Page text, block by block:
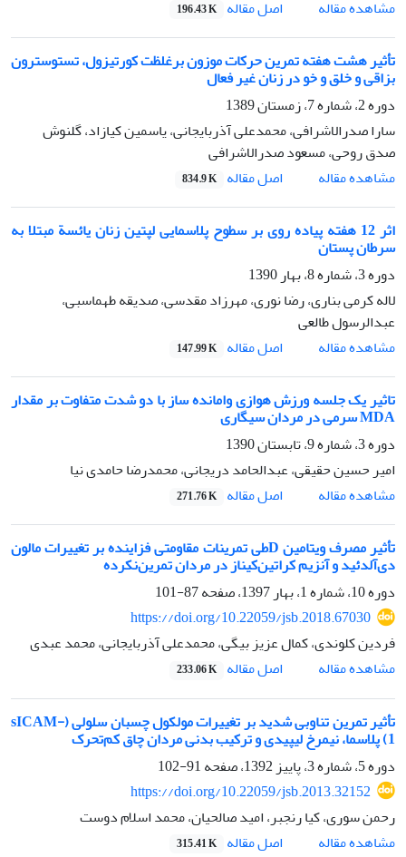
مشاهده مقاله اصل مقاله 196.43 K
تأثیر هشت هفته تمرین حرکات موزون برغلظت کورتیزول، تستوسترون
بزاقی و خلق و خو در زنان غیر فعال
دوره 2، شماره 7، زمستان 1389
سارا صدرالاشرافی، محمدعلی آذربایجانی، یاسمین کیازاد، گلنوش
صدق روحی، مسعود صدرالاشرافی
مشاهده مقاله
اصل مقاله 834.9 K
اثر 12 هفته پیاده روی بر سطوح پلاسمایی لپتین زنان یائسة مبتلا به
سرطان پستان
دوره 3، شماره 8، بهار 1390
لاله کرمی بناری، رضا نوری، مهرزاد مقدسی، صدیقه طهماسبی،
عبدالرسول طالعی
مشاهده مقاله
اصل مقاله 147.99 K
تاثیر یک جلسه ورزش هوازی وامانده ساز با دو شدت متفاوت بر مقدار
MDA سرمی در مردان سیگاری
دوره 3، شماره 9، تابستان 1390
امیر حسین حقیقی، عبدالحامد دریجانی، محمدرضا حامدی نیا
مشاهده مقاله
اصل مقاله 271.76 K
تأثیر مصرف ویتامین Dطی تمرینات مقاومتی فزاینده بر تغییرات مالون
دی‌آلدئید و آنزیم کراتین‌کیناز در مردان تمرین‌نکرده
دوره 10، شماره 1، بهار 1397، صفحه
87-101
https://doi.org/10.22059/jsb.2018.67030
فردین کلوندی، کمال عزیز بیگی، محمدعلی آذربایجانی، محمد عبدی
مشاهده مقاله
اصل مقاله 233.06 K
تأثیر تمرین تناوبی شدید بر تغییرات مولکول چسبان سلولی (sICAM-
1) پلاسما، نیمرخ لیپیدی و ترکیب بدنی مردان چاق کم‌تحرک
دوره 5، شماره 3، پاییز 1392، صفحه
91-102
https://doi.org/10.22059/jsb.2013.32152
رحمن سوری، کیا رنجبر، امید صالحیان، محمد اسلام دوست
مشاهده مقاله
اصل مقاله 315.41 K